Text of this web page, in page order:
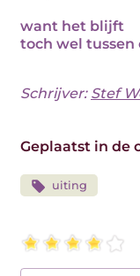
want het blijft
toch wel tussen
Schrijver: Stef
Geplaatst in de
uiting